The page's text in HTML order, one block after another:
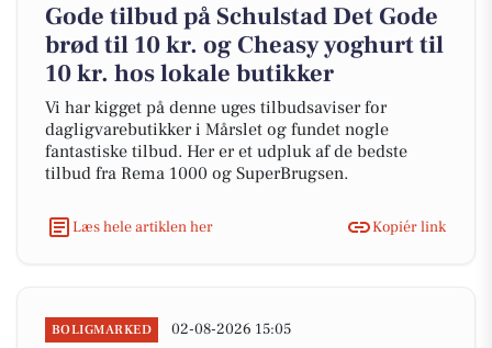
Gode tilbud på Schulstad Det Gode
brød til 10 kr. og Cheasy yoghurt til
10 kr. hos lokale butikker
Vi har kigget på denne uges tilbudsaviser for
dagligvarebutikker i Mårslet og fundet nogle
fantastiske tilbud. Her er et udpluk af de bedste
tilbud fra Rema 1000 og SuperBrugsen.
Læs hele artiklen her Kopiér link
BOLIGMARKED 02-08-2026 15:05